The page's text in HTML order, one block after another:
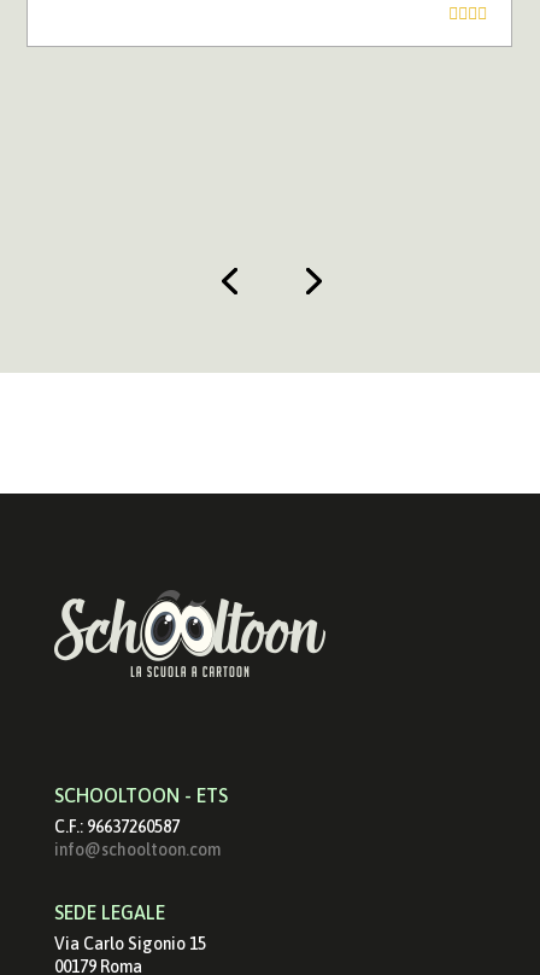
SCHOOLTOON - ETS
C.F.: 96637260587
info@schooltoon.com
SEDE LEGALE
Via Carlo Sigonio 15
00179 Roma